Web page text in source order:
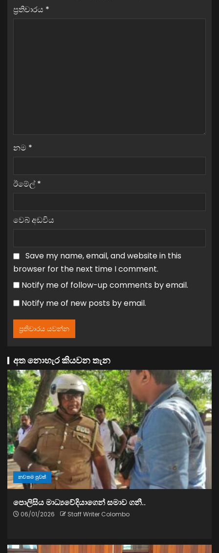
ප්‍රතිචාරය *
නම *
ඊමේල් *
වෙබ් අඩවිය
Save my name, email, and website in this
browser for the next time I comment.
Notify me of follow-up comments by email.
Notify me of new posts by email.
අත නොහැර කියවන තැන
නවතම පුවත්
පොලිසිය මාධ්‍යවේදියාගෙන් සමාව ගනී..
06/01/2026 Staff Writer Colombo